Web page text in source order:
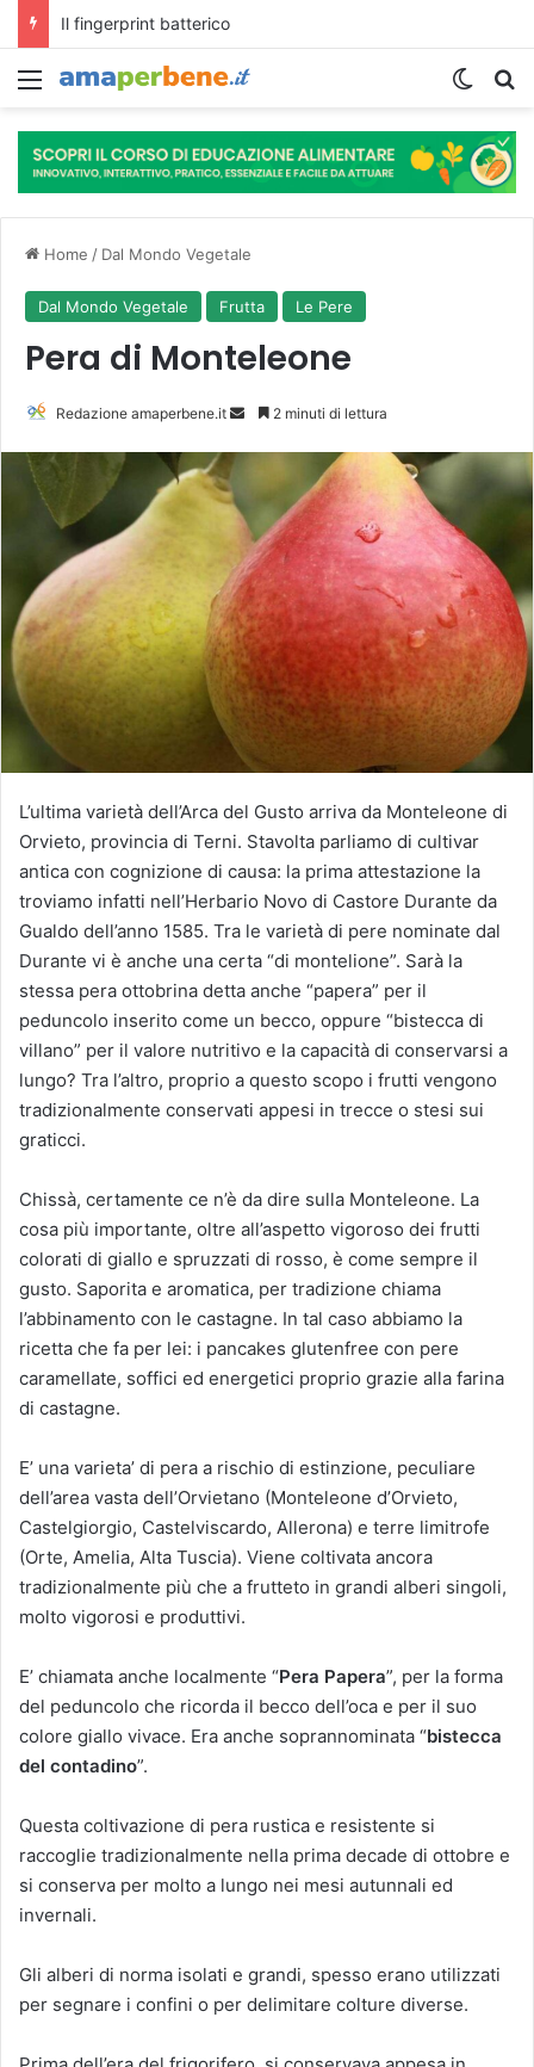
Menu
Home / Dal Mondo Vegetale
Dal Mondo Vegetale Frutta Le Pere
Pera di Monteleone
Redazione amaperbene.it
a
u
n
'
e
m
a
i
2 minuti di lettura
L’ultima varietà dell’Arca del Gusto arriva da Monteleone di
Orvieto, provincia di Terni. Stavolta parliamo di cultivar
antica con cognizione di causa: la prima attestazione la
troviamo infatti nell’Herbario Novo di Castore Durante da
Gualdo dell’anno 1585. Tra le varietà di pere nominate dal
Durante vi è anche una certa “di montelione”. Sarà la
stessa pera ottobrina detta anche “papera” per il
peduncolo inserito come un becco, oppure “bistecca di
villano” per il valore nutritivo e la capacità di conservarsi a
lungo? Tra l’altro, proprio a questo scopo i frutti vengono
tradizionalmente conservati appesi in trecce o stesi sui
graticci.
Chissà, certamente ce n’è da dire sulla Monteleone. La
cosa più importante, oltre all’aspetto vigoroso dei frutti
colorati di giallo e spruzzati di rosso, è come sempre il
gusto. Saporita e aromatica, per tradizione chiama
l’abbinamento con le castagne. In tal caso abbiamo la
ricetta che fa per lei: i pancakes glutenfree con pere
caramellate, soffici ed energetici proprio grazie alla farina
di castagne.
E’ una varieta’ di pera a rischio di estinzione, peculiare
dell’area vasta dell’Orvietano (Monteleone d’Orvieto,
Castelgiorgio, Castelviscardo, Allerona) e terre limitrofe
(Orte, Amelia, Alta Tuscia). Viene coltivata ancora
tradizionalmente più che a frutteto in grandi alberi singoli,
molto vigorosi e produttivi.
E’ chiamata anche localmente “Pera Papera”, per la forma
del peduncolo che ricorda il becco dell’oca e per il suo
colore giallo vivace. Era anche soprannominata “bistecca
del contadino”.
Questa coltivazione di pera rustica e resistente si
raccoglie tradizionalmente nella prima decade di ottobre e
si conserva per molto a lungo nei mesi autunnali ed
invernali.
Gli alberi di norma isolati e grandi, spesso erano utilizzati
per segnare i confini o per delimitare colture diverse.